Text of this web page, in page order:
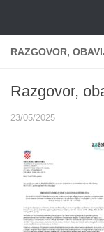
RAZGOVOR,
Razgovor,
23/05/2025